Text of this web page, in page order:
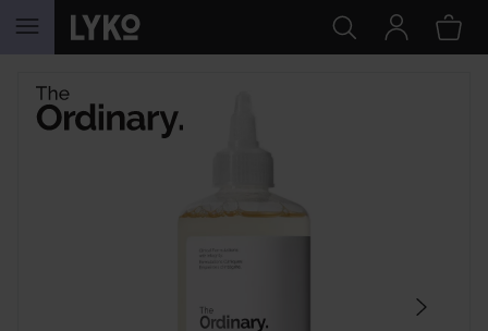
HOPPA TILL INNEHÅLLET
HOPPA ÖVER SEKTIONEN